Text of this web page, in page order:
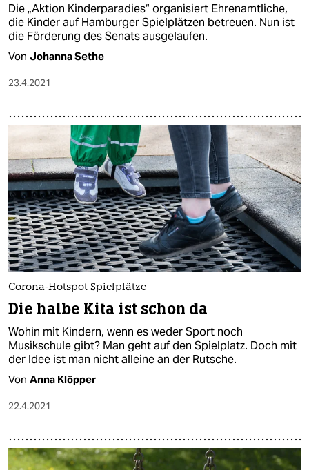
Die „Aktion Kinderparadies“ organisiert Ehrenamtliche,
die Kinder auf Hamburger Spielplätzen betreuen. Nun ist
die Förderung des Senats ausgelaufen.
Von Johanna Sethe
23.4.2021
Corona-Hotspot Spielplätze
Die halbe Kita ist schon da
Wohin mit Kindern, wenn es weder Sport noch
Musikschule gibt? Man geht auf den Spielplatz. Doch mit
der Idee ist man nicht alleine an der Rutsche.
Von Anna Klöpper
22.4.2021